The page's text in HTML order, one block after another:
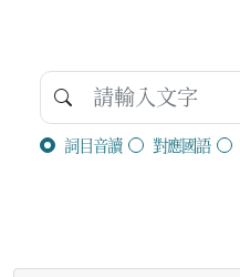
詞目音讀 對應國語